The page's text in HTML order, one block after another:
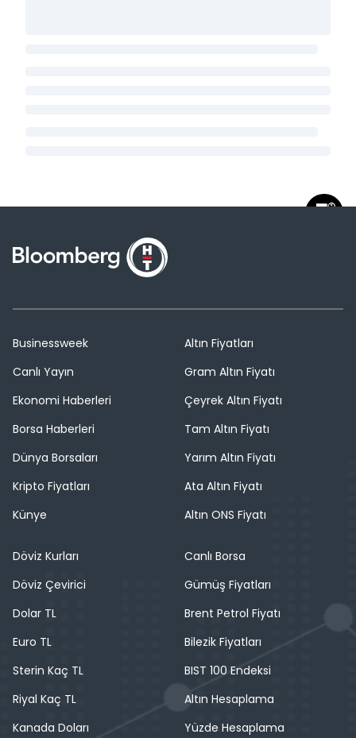
Businessweek
Canlı Yayın
Ekonomi Haberleri
Borsa Haberleri
Dünya Borsaları
Kripto Fiyatları
Künye
Altın Fiyatları
Gram Altın Fiyatı
Çeyrek Altın Fiyatı
Tam Altın Fiyatı
Yarım Altın Fiyatı
Ata Altın Fiyatı
Altın ONS Fiyatı
Döviz Kurları
Döviz Çevirici
Dolar TL
Euro TL
Sterin Kaç TL
Riyal Kaç TL
Kanada Doları
Canlı Borsa
Gümüş Fiyatları
Brent Petrol Fiyatı
Bilezik Fiyatları
BIST 100 Endeksi
Altın Hesaplama
Yüzde Hesaplama